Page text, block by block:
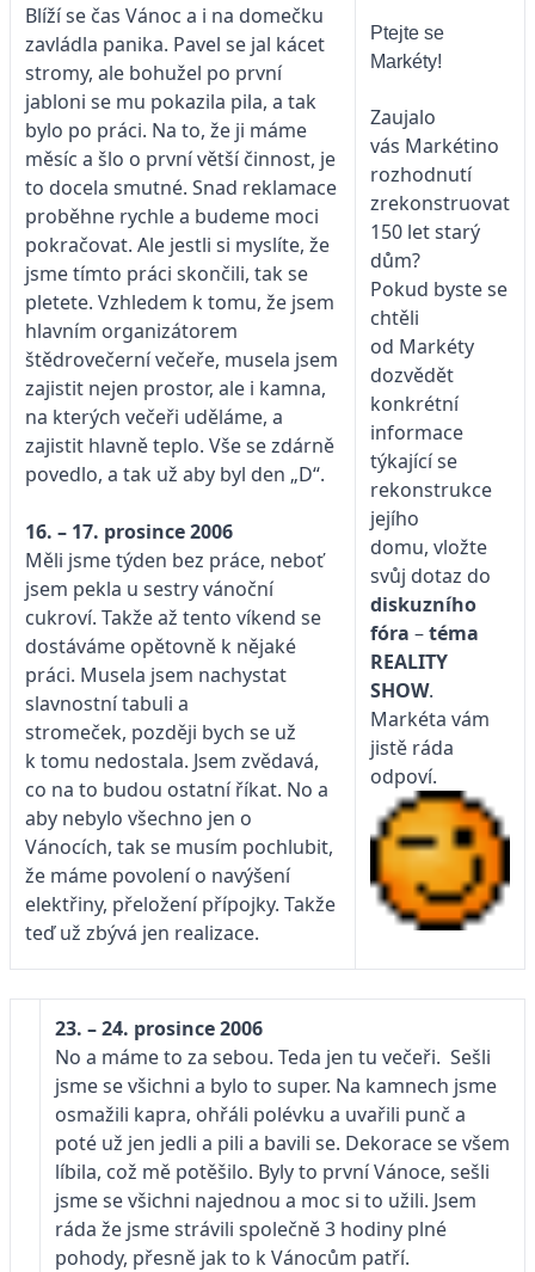
Blíží se čas Vánoc a i na domečku
zavládla panika. Pavel se jal kácet
stromy, ale bohužel po první
jabloni se mu pokazila pila, a tak
bylo po práci. Na to, že ji máme
měsíc a šlo o první větší činnost, je
to docela smutné. Snad reklamace
proběhne rychle a budeme moci
pokračovat. Ale jestli si myslíte, že
jsme tímto práci skončili, tak se
pletete. Vzhledem k tomu, že jsem
hlavním organizátorem
štědrovečerní večeře, musela jsem
zajistit nejen prostor, ale i kamna,
na kterých večeři uděláme, a
zajistit hlavně teplo. Vše se zdárně
povedlo, a tak už aby byl den „D“.
16. – 17. prosince 2006
Měli jsme týden bez práce, neboť
jsem pekla u sestry vánoční
cukroví. Takže až tento víkend se
dostáváme opětovně k nějaké
práci. Musela jsem nachystat
slavnostní tabuli a
stromeček, později bych se už
k tomu nedostala. Jsem zvědavá,
co na to budou ostatní říkat. No a
aby nebylo všechno jen o
Vánocích, tak se musím pochlubit,
že máme povolení o navýšení
elektřiny, přeložení přípojky. Takže
teď už zbývá jen realizace.
Ptejte se
Markéty!
Zaujalo
vás Markétino
rozhodnutí
zrekonstruovat
150 let starý
dům?
Pokud byste se
chtěli
od Markéty
dozvědět
konkrétní
informace
týkající se
rekonstrukce
jejího
domu, vložte
svůj dotaz do
diskuzního
fóra –téma
REALITY
SHOW.
Markéta vám
jistě ráda
odpoví.
23. – 24. prosince 2006
No a máme to za sebou. Teda jen tu večeři. Sešli
jsme se všichni a bylo to super. Na kamnech jsme
osmažili kapra, ohřáli polévku a uvařili punč a
poté už jen jedli a pili a bavili se. Dekorace se všem
líbila, což mě potěšilo. Byly to první Vánoce, sešli
jsme se všichni najednou a moc si to užili. Jsem
ráda že jsme strávili společně 3 hodiny plné
pohody, přesně jak to k Vánocům patří.